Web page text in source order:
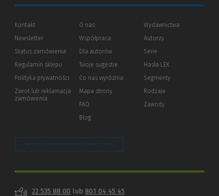
Kontakt
Newsletter
Status zamówienia
Regulamin sklepu
Polityka prywatności (Nowe
(Link
innej
Zwrot lub reklamacja
zamówienia
O nas
Współpraca
Dla autorów(Nowe
(Link
innej
strony)
Twoje sugestie
Co nas wyróżnia
Mapa strony
FAQ
Blog
Wydawnictwa
Autorzy
Serie
Hasła LEX
Segmenty
Rodzaje
Zawody
Zarządzaj preferencjami plików cookie
22 535 88 00 lub 801 04 45 45